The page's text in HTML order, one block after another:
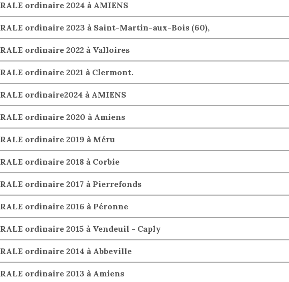
ordinaire 2024 à AMIENS
ordinaire 2023 à Saint-Martin-aux-Bois (60),
ordinaire 2022 à Valloires
ordinaire 2021 à Clermont.
ordinaire2024 à AMIENS
ordinaire 2020 à Amiens
ordinaire 2019 à Méru
ordinaire 2018 à Corbie
ordinaire 2017 à Pierrefonds
ordinaire 2016 à Péronne
ordinaire 2015 à Vendeuil - Caply
ordinaire 2014 à Abbeville
ordinaire 2013 à Amiens